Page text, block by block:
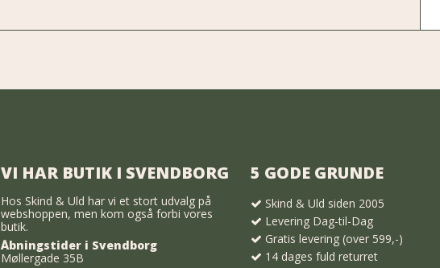
VI HAR BUTIK I SVENDBORG
Hos Skind & Uld har vi et stort udvalg på
webshoppen, men kom også forbi vores
butik.
Åbningstider i Svendborg
Møllergade 35B
5 GODE GRUNDE
Skind & Uld siden 2005
Levering Dag-til-Dag
Gratis levering (over 599,-)
14 dages fuld returret